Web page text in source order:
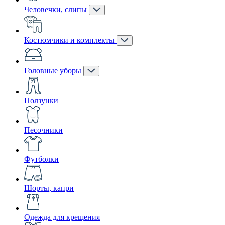
Человечки, слипы
Костюмчики и комплекты
Головные уборы
Ползунки
Песочники
Футболки
Шорты, капри
Одежда для крещения